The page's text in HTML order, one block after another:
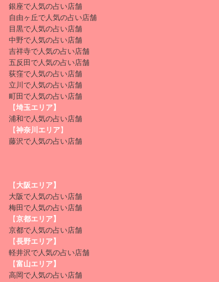
銀座で人気の占い店舗
自由ヶ丘で人気の占い店舗
目黒で人気の占い店舗
中野で人気の占い店舗
吉祥寺で人気の占い店舗
五反田 で人気の占い店舗
荻窪で人気の占い店舗
立川 で人気の占い店舗
町田 で人気の占い店舗
【埼玉エリア】
浦和で人気の占い店舗
【神奈川エリア】
藤沢で人気の占い店舗
【 大阪エリア】
大阪で人気の占い店舗
梅田 で人気の占い店舗
【京都エリア】
京都で人気の占い店舗
【長野エリア】
軽井沢で人気の占い店舗
【富山エリア】
高岡 で人気の占い店舗